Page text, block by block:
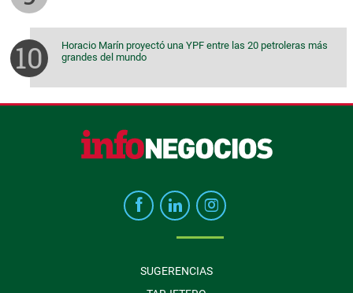
Horacio Marín proyectó una YPF entre las 20 petroleras más
grandes del mundo
SUGERENCIAS